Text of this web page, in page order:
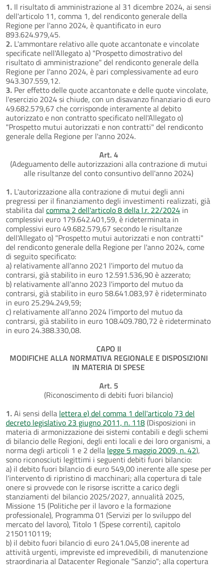
1. Il risultato di amministrazione al 31 dicembre 2024, ai sensi
dell'articolo 11, comma 1, del rendiconto generale della
Regione per l'anno 2024, è quantificato in euro
893.624.979,45.
2. L'ammontare relativo alle quote accantonate e vincolate
specificate nell'Allegato a) "Prospetto dimostrativo del
risultato di amministrazione" del rendiconto generale della
Regione per l'anno 2024, è pari complessivamente ad euro
943.307.559,12.
3. Per effetto delle quote accantonate e delle quote vincolate,
l'esercizio 2024 si chiude, con un disavanzo finanziario di euro
49.682.579,67 che corrisponde interamente al debito
autorizzato e non contratto specificato nell'Allegato o)
"Prospetto mutui autorizzati e non contratti" del rendiconto
generale della Regione per l'anno 2024.
Art. 4
(Adeguamento delle autorizzazioni alla contrazione di mutui
alle risultanze del conto consuntivo dell'anno 2024)
1. L'autorizzazione alla contrazione di mutui degli anni
pregressi per il finanziamento degli investimenti realizzati, già
stabilita dal comma 2 dell'articolo 8 della l.r. 22/2024 in
complessivi euro 179.642.401,59, è rideterminata in
complessivi euro 49.682.579,67 secondo le risultanze
dell'Allegato o) "Prospetto mutui autorizzati e non contratti"
del rendiconto generale della Regione per l'anno 2024, come
di seguito specificato:
a) relativamente all'anno 2021 l'importo del mutuo da
contrarsi, già stabilito in euro 12.591.536,90 è azzerato;
b) relativamente all'anno 2023 l'importo del mutuo da
contrarsi, già stabilito in euro 58.641.083,97 è rideterminato
in euro 25.294.249,59;
c) relativamente all'anno 2024 l'importo del mutuo da
contrarsi, già stabilito in euro 108.409.780,72 è rideterminato
in euro 24.388.330,08.
CAPO II
MODIFICHE ALLA NORMATIVA REGIONALE E DISPOSIZIONI
IN MATERIA DI SPESE
Art. 5
(Riconoscimento di debiti fuori bilancio)
1. Ai sensi della lettera e) del comma 1 dell'articolo 73 del
decreto legislativo 23 giugno 2011, n. 118(Disposizioni in
materia di armonizzazione dei sistemi contabili e degli schemi
di bilancio delle Regioni, degli enti locali e dei loro organismi, a
norma degli articoli 1 e 2 della legge 5 maggio 2009, n. 42),
sono riconosciuti legittimi i seguenti debiti fuori bilancio:
a) il debito fuori bilancio di euro 549,00 inerente alle spese per
l'intervento di ripristino di macchinari; alla copertura di tale
onere si provvede con le risorse iscritte a carico degli
stanziamenti del bilancio 2025/2027, annualità 2025,
Missione 15 (Politiche per il lavoro e la formazione
professionale), Programma 01 (Servizi per lo sviluppo del
mercato del lavoro), Titolo 1 (Spese correnti), capitolo
2150110119;
b) il debito fuori bilancio di euro 241.045,08 inerente ad
attività urgenti, impreviste ed imprevedibili, di manutenzione
straordinaria al Datacenter Regionale "Sanzio"; alla copertura